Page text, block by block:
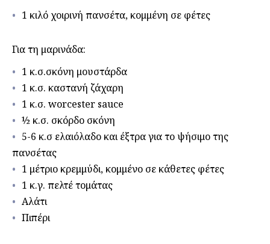
1 κιλό χοιρινή πανσέτα, κομμένη σε φέτες
Για τη μαρινάδα:
1 κ.σ.σκόνη μουστάρδα
1 κ.σ. καστανή ζάχαρη
1 κ.σ. worcester sauce
½ κ.σ. σκόρδο σκόνη
5-6 κ.σ ελαιόλαδο και έξτρα για το ψήσιμο της
πανσέτας
1 μέτριο κρεμμύδι, κομμένο σε κάθετες φέτες
1 κ.γ. πελτέ τομάτας
Αλάτι
Πιπέρι